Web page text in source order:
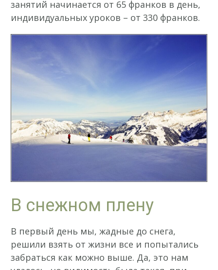
занятий начинается от 65 франков в день,
индивидуальных уроков – от 330 франков.
В снежном плену
В первый день мы, жадные до снега,
решили взять от жизни все и попытались
забраться как можно выше. Да, это нам